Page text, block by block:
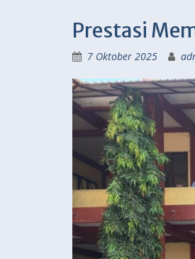
Prestasi
7 Oktober 2025